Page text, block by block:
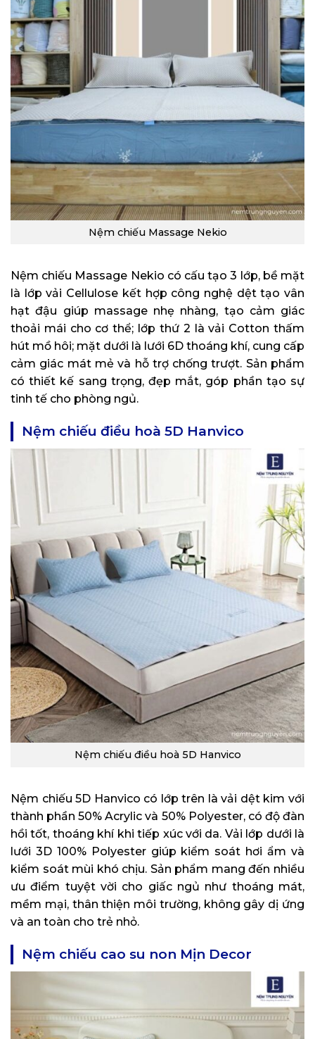
Nệm chiếu Massage Nekio
Nệm chiếu Massage Nekio có cấu tạo 3 lớp, bề mặt
là lớp vải Cellulose kết hợp công nghệ dệt tạo vân
hạt đậu giúp massage nhẹ nhàng, tạo cảm giác
thoải mái cho cơ thể; lớp thứ 2 là vải Cotton thấm
hút mồ hôi; mặt dưới là lưới 6D thoáng khí, cung cấp
cảm giác mát mẻ và hỗ trợ chống trượt. Sản phẩm
có thiết kế sang trọng, đẹp mắt, góp phần tạo sự
tinh tế cho phòng ngủ.
Nệm chiếu điều hoà 5D Hanvico
Nệm chiếu điều hoà 5D Hanvico
Nệm chiếu 5D Hanvico có lớp trên là vải dệt kim với
thành phần 50% Acrylic và 50% Polyester, có độ đàn
hồi tốt, thoáng khí khi tiếp xúc với da. Vải lớp dưới là
lưới 3D 100% Polyester giúp kiểm soát hơi ẩm và
kiểm soát mùi khó chịu. Sản phẩm mang đến nhiều
ưu điểm tuyệt vời cho giấc ngủ như thoáng mát,
mềm mại, thân thiện môi trường, không gây dị ứng
và an toàn cho trẻ nhỏ.
Nệm chiếu cao su non Mịn Decor